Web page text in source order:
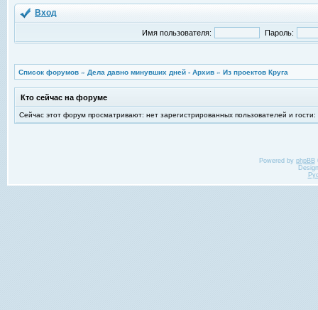
Вход
Имя пользователя: Пароль:
Список форумов » Дела давно минувших дней - Архив » Из проектов Круга
Кто сейчас на форуме
Сейчас этот форум просматривают: нет зарегистрированных пользователей и гости:
Powered by phpBB